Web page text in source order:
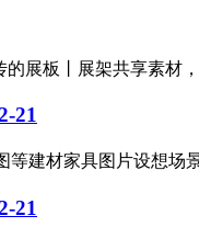
展板丨展架共享素材
21
建材家具图片设想
21